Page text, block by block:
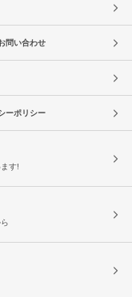
問い合わせ
ーポリシー
す!